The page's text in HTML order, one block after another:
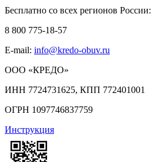
Бесплатно со всех регионов России:
8 800 775-18-57
E-mail: info@kredo-obuv.ru
ООО «КРЕДО»
ИНН 7724731625, КПП 772401001
ОГРН 1097746837759
Инструкция